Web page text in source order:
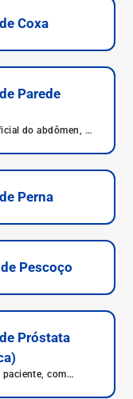
Coxa
Parede
do abdômen, ou
Perna
Pescoço
Próstata
paciente, com